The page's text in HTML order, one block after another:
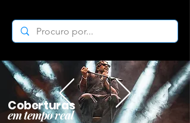
Coberturas
em tempo real